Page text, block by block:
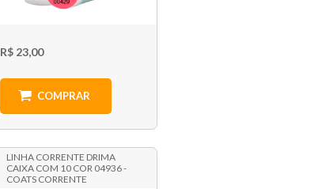
R$ 23,00
COMPRAR
LINHA CORRENTE DRIMA
CAIXA COM 10 COR 04936 -
COATS CORRENTE